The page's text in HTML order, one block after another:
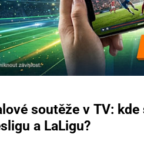
soutěže v TV:
a LaLigu?